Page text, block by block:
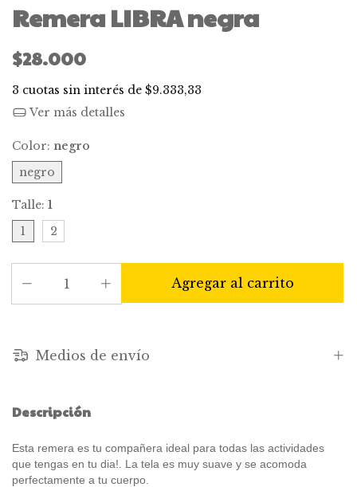
Remera LIBRA negra
$28.000
3 cuotas sin interés de $9.333,33
Ver más detalles
Color: negro
negro
Talle: 1
1
2
Medios de envío
Descripción
Esta remera es tu compañera ideal para todas las actividades
que tengas en tu dia!. La tela es muy suave y se acomoda
perfectamente a tu cuerpo.